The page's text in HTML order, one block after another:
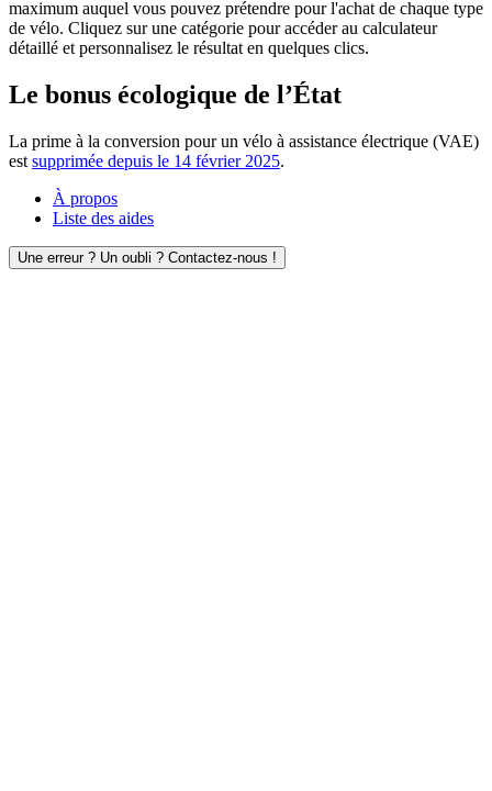
maximum auquel vous pouvez prétendre pour l'achat de chaque type
de vélo. Cliquez sur une catégorie pour accéder au calculateur
détaillé et personnalisez le résultat en quelques clics.
Le bonus écologique de l’État
La prime à la conversion pour un vélo à assistance électrique (VAE)
est supprimée depuis le 14 février 2025.
À propos
Liste des aides
Une erreur ? Un oubli ? Contactez-nous !